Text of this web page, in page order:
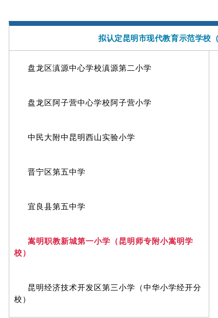
拟认定昆明市现代教育示范学校
盘龙区滇源中心学校滇源第二小学
盘龙区阿子营中心学校阿子营小学
中民大附中昆明西山实验小学
晋宁区第五中学
宜良县第五中学
嵩明职教新城第一小学（昆明师专附小嵩明学
校）
昆明经济技术开发区第三小学（中华小学经开分
校）